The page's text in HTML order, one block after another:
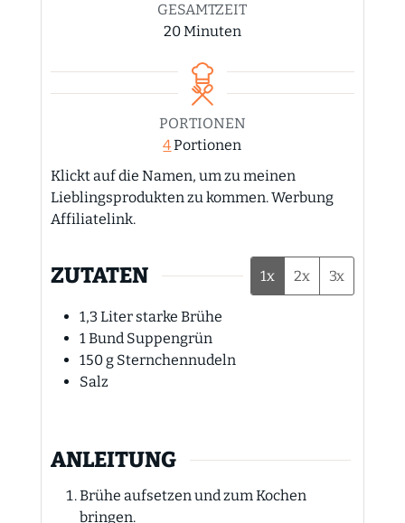
GESAMTZEIT
20Minuten
Minuten
PORTIONEN
4Portionen
Klickt auf die Namen, um zu meinen
Lieblingsprodukten zu kommen. Werbung
Affiliatelink.
ZUTATEN 1x 2x 3x
1,3 Liter starke Brühe
1Bund Suppengrün
150g Sternchennudeln
Salz
ANLEITUNG
Brühe aufsetzen und zum Kochen
bringen.